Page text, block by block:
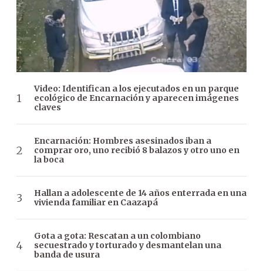
Video: Identifican a los ejecutados en un parque
ecológico de Encarnación y aparecen imágenes
claves
Encarnación: Hombres asesinados iban a
comprar oro, uno recibió 8 balazos y otro uno en
la boca
Hallan a adolescente de 14 años enterrada en una
vivienda familiar en Caazapá
Gota a gota: Rescatan a un colombiano
secuestrado y torturado y desmantelan una
banda de usura